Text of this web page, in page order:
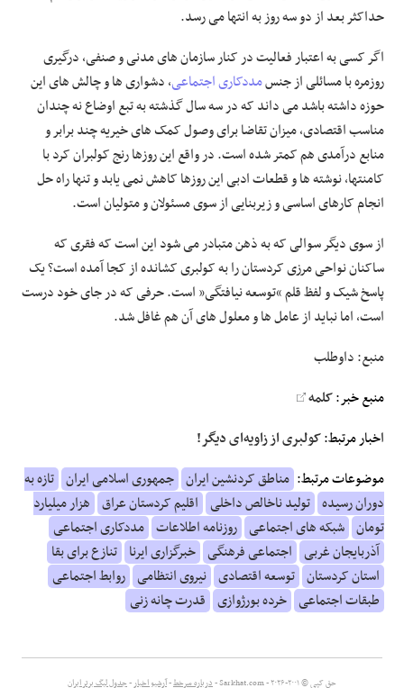
حداکثر بعد از دو سه روز به انتها می رسد.
اگر کسی به اعتبار فعالیت در کنار سازمان های مدنی و صنفی، درگیری
روزمره با مسائلی از جنسمددکاری اجتماعی، دشواری ها و چالش های این
حوزه داشته باشد می داند که در سه سال گذشته به تبع اوضاع نه چندان
مناسب اقتصادی، میزان تقاضا برای وصول کمک های خیریه چند برابر و
منابع درآمدی هم کمتر شده است. در واقع این روزها رنج کولبران کرد با
کامنتها، نوشته ها و قطعات ادبی این روزها کاهش نمی یابد و تنها راه حل
انجام کارهای اساسی و زیربنایی از سوی مسئولان و متولیان است.
از سوی دیگر سوالی که به ذهن متبادر می شود این است که فقری که
ساکنان نواحی مرزی کردستان را به کولبری کشانده از کجا آمده است؟ یک
پاسخ شیک و لفظ قلم “توسعه نیافتگی” است. حرفی که در جای خود درست
است، اما نباید از عامل ها و معلول های آن هم غافل شد.
منبع: داوطلب
منبع خبر:کلمه
اخبار مرتبط:کولبری از زاویه‌ای دیگر!
موضوعات مرتبط: مناطق کردنشین ایران جمهوری اسلامی ایران تازه به
دوران رسیده تولید ناخالص داخلی اقلیم کردستان عراق هزار میلیارد
تومان شبکه های اجتماعی روزنامه اطلاعات مددکاری اجتماعی
آذربایجان غربی اجتماعی فرهنگی خبرگزاری ایرنا تنازع برای بقا
استان کردستان توسعه اقتصادی نیروی انتظامی روابط اجتماعی
طبقات اجتماعی خرده بورژوازی قدرت چانه زنی
حق کپی © ۲۰۰۱-۲۰۲۶ - Sarkhat.com - درباره سرخط-آرشیو اخبار-جدول لیگ برتر ایران